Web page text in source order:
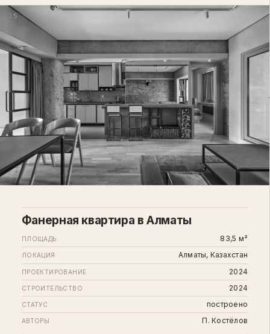
05
Фанерная квартира в Алматы
ПЛОЩАДЬ 83,5 м²
ЛОКАЦИЯ Алматы, Казахстан
ПРОЕКТИРОВАНИЕ 2024
СТРОИТЕЛЬСТВО 2024
СТАТУС построено
АВТОРЫ П. Костёлов